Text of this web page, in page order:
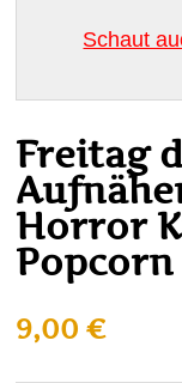
Schaut
Freitag
Horror
Popcorn
9,00€